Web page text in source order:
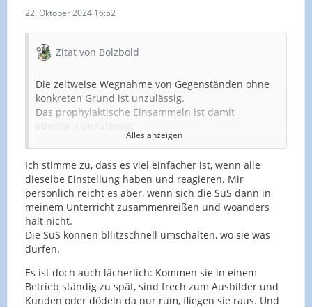
22. Oktober 2024 16:52
Zitat von Bolzbold
Die zeitweise Wegnahme von Gegenständen ohne
konkreten Grund ist unzulässig.
Das prophylaktische Einsammeln ist damit
Geräte, wenn die SchülerInnen damit beschäftigt
sind, ohne dass das durch den Unterricht geboten
und von der Lehrkraft erlaubt ist.
Problematisch ist es dann, wenn das Kollegium
nicht an einem Strang zieht. Gleichwohl ist es
sinnvoll, das ein paar Mal von Anfang an
durchzuziehen, dann ist irgendwann Ruhe im
Karton.
Leider gehen die Schulen hier so unterschiedlich
vor, dass es uns Lehrkräften damit unnötig schwer
gemacht wird.
Alles anzeigen
Ich stimme zu, dass es viel einfacher ist, wenn alle
dieselbe Einstellung haben und reagieren. Mir
persönlich reicht es aber, wenn sich die SuS dann in
meinem Unterricht zusammenreißen und woanders
halt nicht.
Die SuS können bllitzschnell umschalten, wo sie was
dürfen.
Es ist doch auch lächerlich: Kommen sie in einem
Betrieb ständig zu spät, sind frech zum Ausbilder und
Kunden oder dödeln da nur rum, fliegen sie raus. Und